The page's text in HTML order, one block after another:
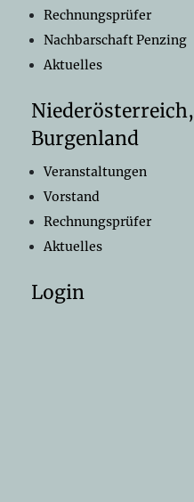
Rechnungsprüfer
Nachbarschaft Penzing
Aktuelles
Niederösterreich,
Burgenland
Veranstaltungen
Vorstand
Rechnungsprüfer
Aktuelles
Login